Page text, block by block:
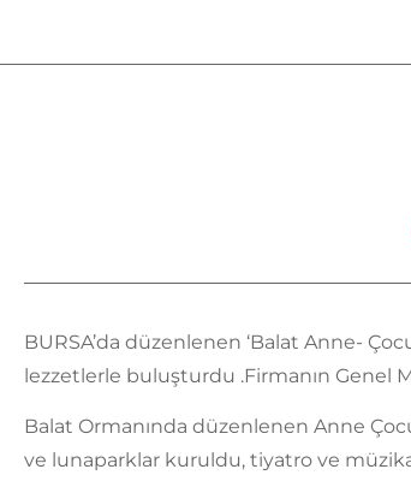
BURSA’da düzenlenen ‘Balat Anne-
lezzetlerle buluşturdu .Firmanın Genel
Balat Ormanında düzenlenen Anne
ve lunaparklar kuruldu, tiyatro ve